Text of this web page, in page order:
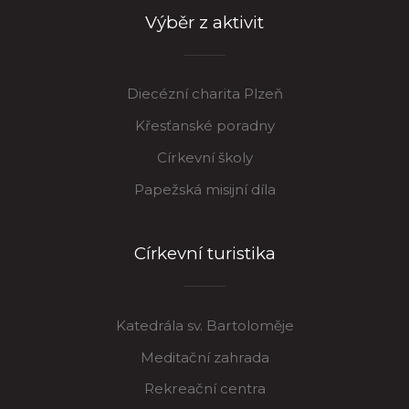
Výběr z aktivit
Diecézní charita Plzeň
Křesťanské poradny
Církevní školy
Papežská misijní díla
Církevní turistika
Katedrála sv. Bartoloměje
Meditační zahrada
Rekreační centra